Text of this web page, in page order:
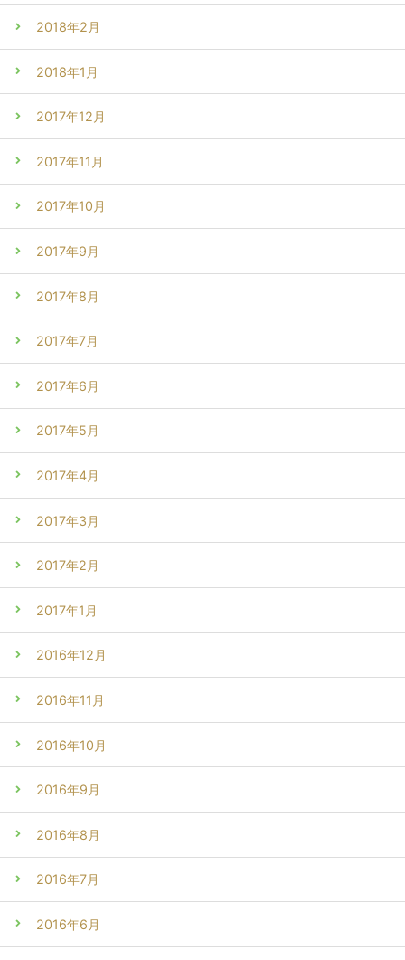
2018年2月
2018年1月
2017年12月
2017年11月
2017年10月
2017年9月
2017年8月
2017年7月
2017年6月
2017年5月
2017年4月
2017年3月
2017年2月
2017年1月
2016年12月
2016年11月
2016年10月
2016年9月
2016年8月
2016年7月
2016年6月